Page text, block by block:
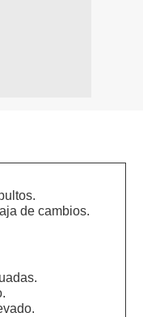
de cambios.